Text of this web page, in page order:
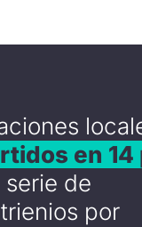
en 14
de
por